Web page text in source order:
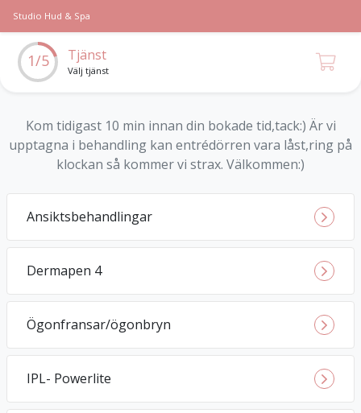
Studio Hud & Spa
1/5 Tjänst
Välj tjänst
Kom tidigast 10 min innan din bokade tid,tack:) Är vi
upptagna i behandling kan entrédörren vara låst,ring på
klockan så kommer vi strax. Välkommen:)
Ansiktsbehandlingar
Dermapen 4
Ögonfransar/ögonbryn
IPL- Powerlite